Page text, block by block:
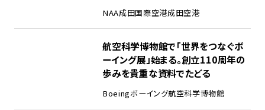
NAA成田国際空港成田空港
航空科学博物館で「世界をつなぐボ
ーイング展」始まる。創立110周年の
歩みを貴重な資料でたどる
Boeingボーイング航空科学博物館